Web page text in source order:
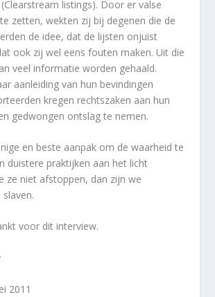
listings). Door er valse
zetten, wekten zij bij degenen die de
de idee, dat de lijsten onjuist
ook zij wel eens fouten maken. Uit die
veel informatie worden gehaald.
aanleiding van hun bevindingen
kregen rechtszaken aan hun
gedwongen ontslag te nemen.
en beste aanpak om de waarheid te
duistere praktijken aan het licht
ze niet afstoppen, dan zijn we
voor dit interview.
2011